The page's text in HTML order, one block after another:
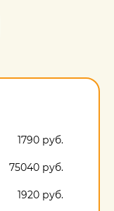
1790 руб.
75040 руб.
1920 руб.